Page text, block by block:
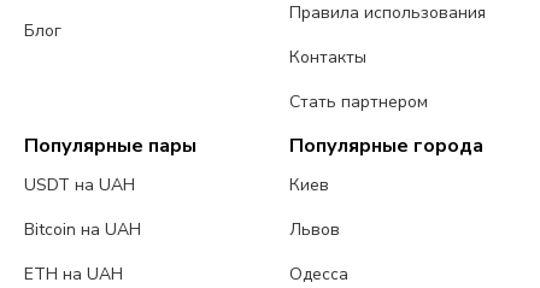
Блог
Правила использования
Контакты
Стать партнером
Популярные пары
USDT на UAH
Bitcoin на UAH
ETH на UAH
Популярные города
Киев
Львов
Одесса